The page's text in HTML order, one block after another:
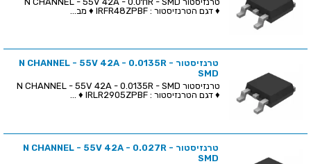
♦ דגם הטרנזיסטור : IRFR48ZPBF ♦ מב...
טרנזיסטור N CHANNEL - 55V 42A - 0.0135R -
SMD
♦ דגם הטרנזיסטור : IRLR2905ZPBF ♦ ...
טרנזיסטור N CHANNEL - 55V 42A - 0.027R -
SMD